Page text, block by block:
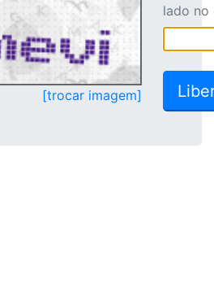
[trocar imagem]
lado no